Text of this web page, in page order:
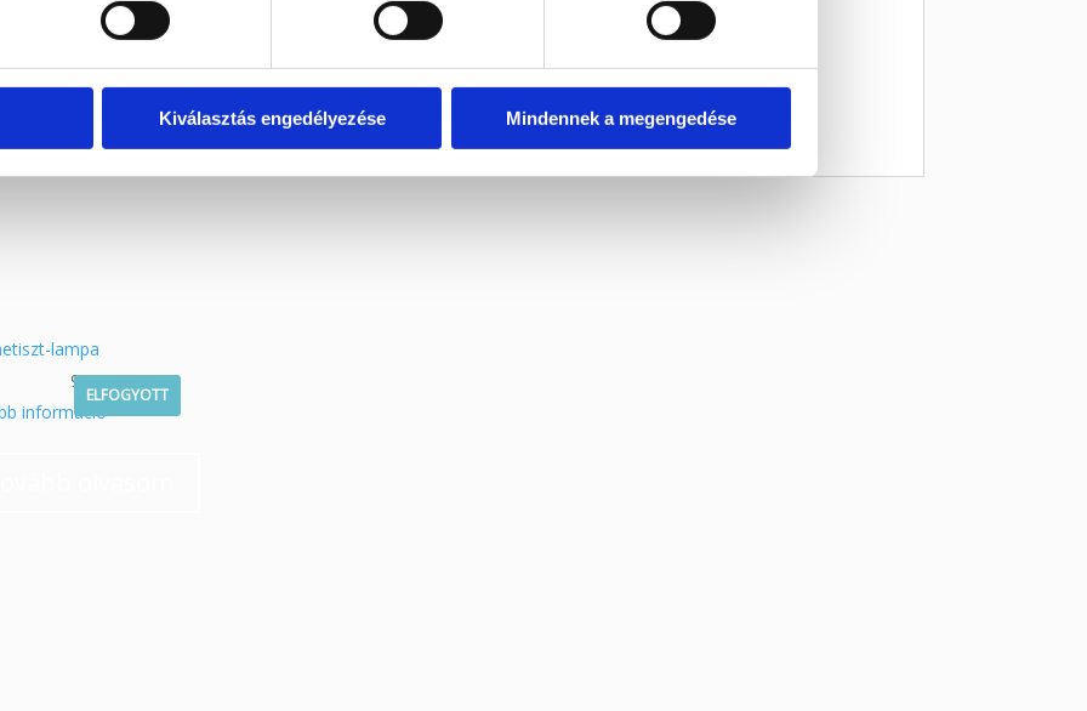
Kiválasztás engedélyezése Mindennek a megengedése
térbe vagy meghitt ajándékként szeretteidnek.
ELFOGYOTT
9 900Ft
információ